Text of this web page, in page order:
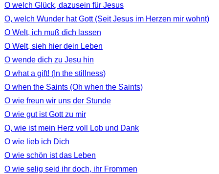
O welch Glück, dazusein für Jesus
O, welch Wunder hat Gott (Seit Jesus im Herzen mir wohnt)
O Welt, ich muß dich lassen
O Welt, sieh hier dein Leben
O wende dich zu Jesu hin
O what a gift! (In the stillness)
O when the Saints (Oh when the Saints)
O wie freun wir uns der Stunde
O wie gut ist Gott zu mir
O, wie ist mein Herz voll Lob und Dank
O wie lieb ich Dich
O wie schön ist das Leben
O wie selig seid ihr doch, ihr Frommen